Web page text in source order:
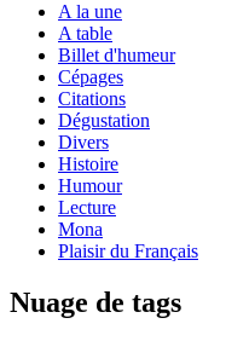
A la une
A table
Billet d'humeur
Cépages
Citations
Dégustation
Divers
Histoire
Humour
Lecture
Mona
Plaisir du Français
Nuage de tags